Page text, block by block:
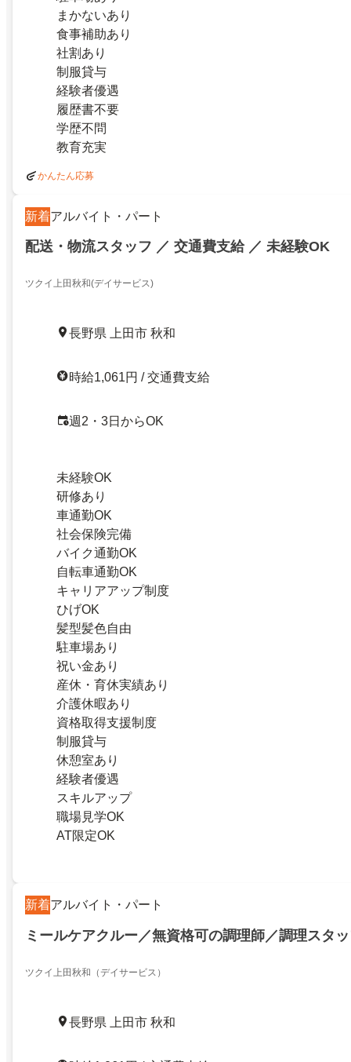
まかないあり
食事補助あり
社割あり
制服貸与
経験者優遇
履歴書不要
学歴不問
教育充実
かんたん応募
新着アルバイト・パート
配送・物流スタッフ ／ 交通費支給 ／ 未経験OK
ツクイ上田秋和(デイサービス)
長野県 上田市 秋和
時給1,061円 / 交通費支給
週2・3日からOK
未経験OK
研修あり
車通勤OK
社会保険完備
バイク通勤OK
自転車通勤OK
キャリアアップ制度
ひげOK
髪型髪色自由
駐車場あり
祝い金あり
産休・育休実績あり
介護休暇あり
資格取得支援制度
制服貸与
休憩室あり
経験者優遇
スキルアップ
職場見学OK
AT限定OK
新着アルバイト・パート
ミールケアクルー／無資格可の調理師／調理スタ
ツクイ上田秋和（デイサービス）
長野県 上田市 秋和